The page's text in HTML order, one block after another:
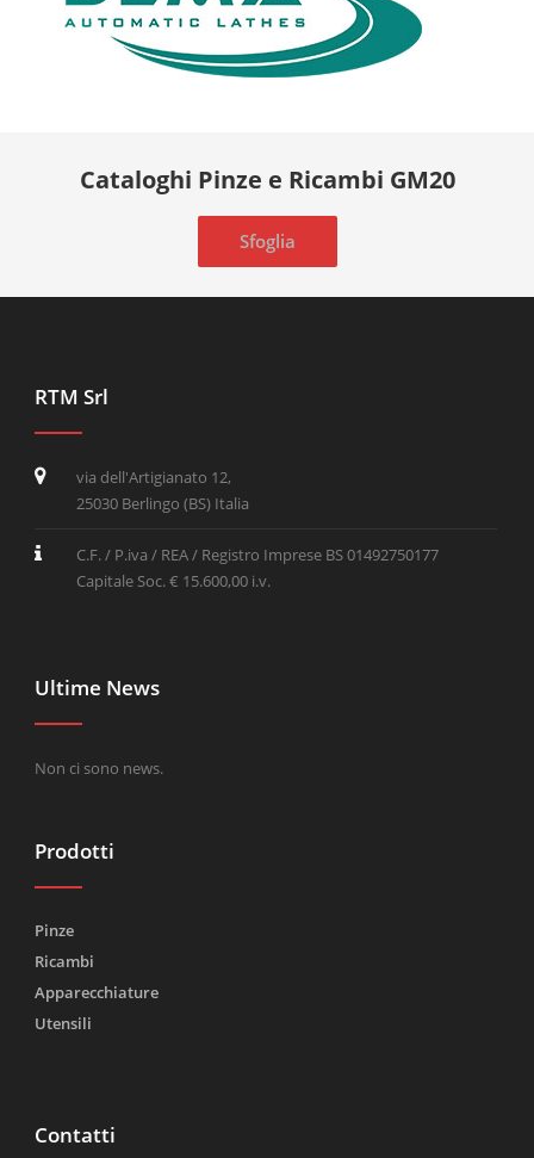
Cataloghi Pinze e Ricambi GM20
Sfoglia
RTM Srl
via dell'Artigianato 12,
25030 Berlingo (BS) Italia
C.F. / P.iva / REA / Registro Imprese BS 01492750177
Capitale Soc. € 15.600,00 i.v.
Ultime News
Non ci sono news.
Prodotti
Pinze
Ricambi
Apparecchiature
Utensili
Contatti